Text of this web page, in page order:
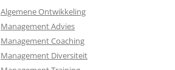
Algemene Ontwikkeling
Management Advies
Management Coaching
Management Diversiteit